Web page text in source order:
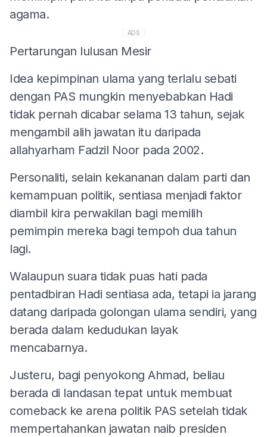
agama.
ADS
Pertarungan lulusan Mesir
Idea kepimpinan ulama yang terlalu sebati
dengan PAS mungkin menyebabkan Hadi
tidak pernah dicabar selama 13 tahun, sejak
mengambil alih jawatan itu daripada
allahyarham Fadzil Noor pada 2002.
Personaliti, selain kekananan dalam parti dan
kemampuan politik, sentiasa menjadi faktor
diambil kira perwakilan bagi memilih
pemimpin mereka bagi tempoh dua tahun
lagi.
Walaupun suara tidak puas hati pada
pentadbiran Hadi sentiasa ada, tetapi ia jarang
datang daripada golongan ulama sendiri, yang
berada dalam kedudukan layak
mencabarnya.
Justeru, bagi penyokong Ahmad, beliau
berada di landasan tepat untuk membuat
comeback ke arena politik PAS setelah tidak
mempertahankan jawatan naib presiden